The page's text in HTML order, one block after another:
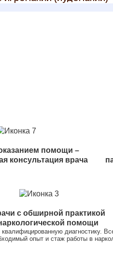
помощи –
консультация врача
с обширной практикой
помощи
квалифицированную диагностику.
опыт и стаж работы в